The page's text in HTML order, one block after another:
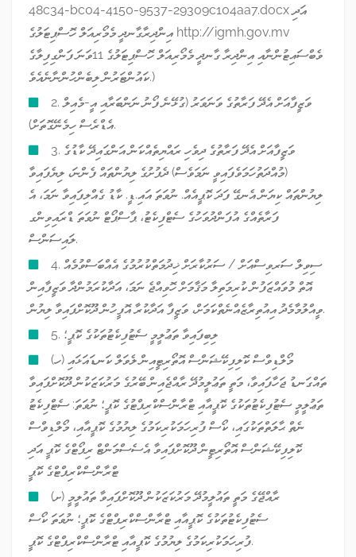
48c34-bc04-4150-9537-29309c104aa7.docx އަދި
އިންދިރާގާނދީ މެމޯރިއަލް ހޮސްޕިޓަލުގެ http://igmh.gov.mv
ވެބްސައިޓުންނާއި އިންދިރާ ގާނދީ މެމޯރިއަލް ހޮސްޕިޓަލުގެ 11ވަނަ ފަންގިފިލާގެ
ކައުންޓަރުން ލިބެންހުންނާނެއެވެ.)
2. ވަޒީފާއަށް އެދޭ ފަރާތުގެ ވަނަވަރު (ގުޅޭނެ ފޯނު ނަންބަރާއި އީ-މެއިލް
އެޑްރެސް ހިމެނޭގޮތަށް).
3. ވަޒީފާއަށް އެދޭ ފަރާތުގެ ދިވެހި ރައްޔިތެއްކަން އަންގައިދޭ ކާޑުގެ
(މުއްދަތުހަމަވެފައިވީ ނަމަވެސް) ދެފުށުގެ ލިޔުންތައް ފެންނަ، ލިޔެފައިވާ
ލިޔުންތައް ކިޔަން އެނގޭ ފަދަ ކޮޕީއެއް. ނުވަތަ އައި.ޑީ. ކާޑު ގެއްލިފައިވާ ނަމަ، އެ
ފަރާތެއްގެ އުފަންދުވަހުގެ ސެޓްފިކެޓު، ޕާސްޕޯޓް ނުވަތަ ޑްރައިވިންގ
ލައިސަންސް.
4. ސިވިލް ސަރވިސްއަށް / ސަރުކާރަށް ޚިދުމަތްކުރުމުގެ އެއްބަސްވުމެއް
އޮތް މުވައްޒަފުން ކުރިމަތިލާ މަޤާމަށް ހޮވިއްޖެ ނަމަ، އަދާކުރަމުންދާ ވަޒީފާއިން
ވީއްލުމާމެދު އިއުތިރާޒެއްނެތްކަމަށް، ވަޒީފާ އަދާކުރާ އޮފީހުން ދޫކޮށްފައިވާ ލިޔުން.
5. ލިބިފައިވާ ތަޢުލީމީ ސެޓުފިކެޓުތަކުގެ ކޮޕީ؛
(ހ) މޯލްޑިވްސް ކޮލިފިކޭޝަންސް އޮތޯރިޓީއިން ލެވަލް ކަނޑައަޅައި
ތައްގަނޑު ޖަހާފައިވާ، މަތީ ތަޢުލީމުދޭ ރާއްޖެއިން ބޭރުގެ މަރުކަޒަކުން ދޫކޮށްފައިވާ
ތަޢުލީމީ ސެޓުފިކެޓުތަކުގެ ކޮޕީއާއި ޓްރާންސްކްރިޕްޓުގެ ކޮޕީ؛ ނުވަތަ: ސެޓްފިކެޓު
ނެތް ޙާލަތްތަކުގައި، ކޯސް ފުރިހަމަކުރިކަމުގެ ލިޔުމުގެ ކޮޕީއާއި، މޯލްޑިވްސް
ކޮލިފިކޭޝަންސް އޮތޯރިޓީން ދޫކޮށްފައިވާ އެސެސްމަންޓް ރިޕޯޓްގެ ކޮޕީ އަދި
ޓްރާންސްކްރިޕްޓްގެ ކޮޕީ
(ށ) ރާއްޖޭގެ މަތީ ތައުލީމުދޭ މަރުކަޒަކުން ދޫކޮށްފައިވާ ތައުލީމީ
ސެޓުފިކެޓުތަކުގެ ކޮޕީއާއި ޓްރާންސްކްރިޕްޓްގެ ކޮޕީ؛ ނުވަތަ ކޯސް
ފުރިހަމަކުރިކަމުގެ ލިޔުމުގެ ކޮޕީއާއި ޓްރާންސްކްރިޕްޓްގެ ކޮޕީ.